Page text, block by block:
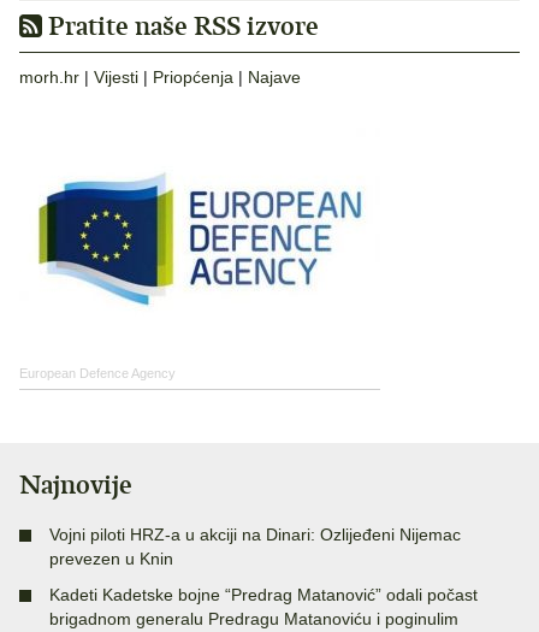
Pratite naše RSS izvore
morh.hr | Vijesti | Priopćenja | Najave
European Defence Agency
Najnovije
Vojni piloti HRZ-a u akciji na Dinari: Ozlijeđeni Nijemac
prevezen u Knin
Kadeti Kadetske bojne “Predrag Matanović” odali počast
brigadnom generalu Predragu Matanoviću i poginulim